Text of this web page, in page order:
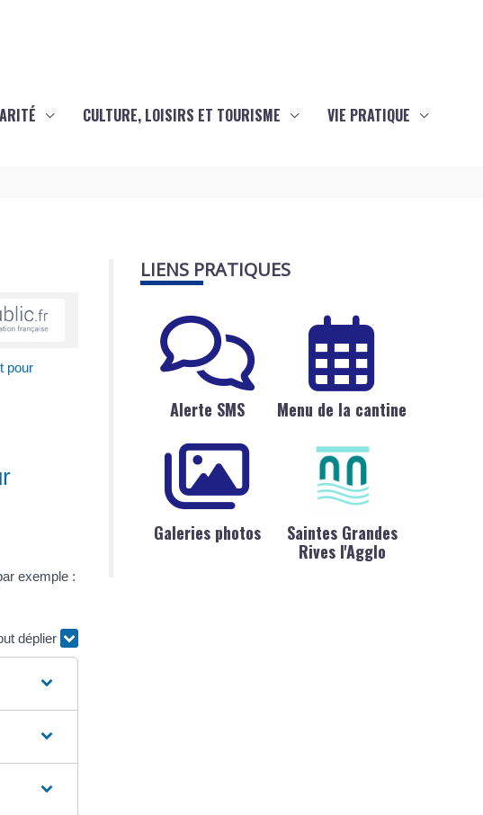
CULTURE, LOISIRS ET TOURISME VIE PRATIQUE
pour
exemple :
déplier
LIENS PRATIQUES
Alerte SMS Menu de la cantine
Galeries photos
Saintes Grandes
Rives l'Agglo